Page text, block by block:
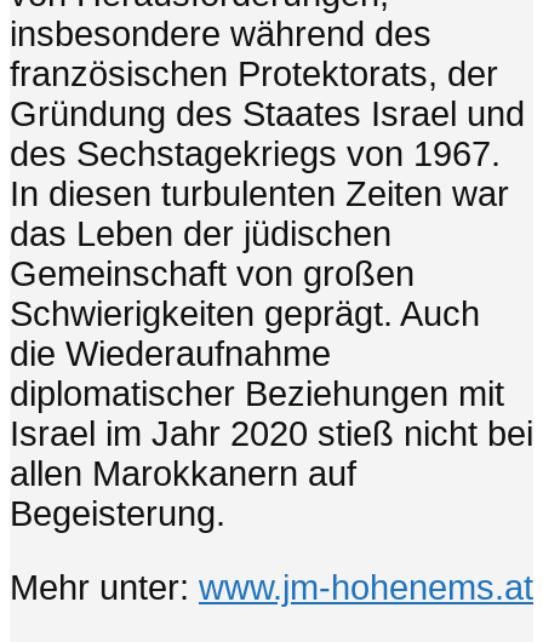
insbesondere während des
französischen Protektorats, der
Gründung des Staates Israel und
des Sechstagekriegs von 1967.
In diesen turbulenten Zeiten war
das Leben der jüdischen
Gemeinschaft von großen
Schwierigkeiten geprägt. Auch
die Wiederaufnahme
diplomatischer Beziehungen mit
Israel im Jahr 2020 stieß nicht bei
allen Marokkanern auf
Begeisterung.
Mehr unter: www.jm-hohenems.at